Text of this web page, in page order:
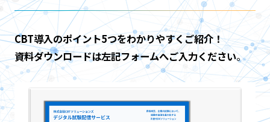
CBT導入のポイント5つをわかりやすくご紹介！
資料ダウンロードは左記フォームへご入力ください。